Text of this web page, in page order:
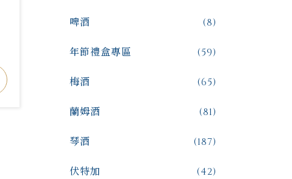
啤酒 (8)
年節禮盒專區 (59)
梅酒 (65)
蘭姆酒 (81)
琴酒 (187)
伏特加 (42)